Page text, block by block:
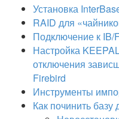
Установка
RAID для
Подключение к IB/
Настройка
отключения
Firebird
Инструменты
Как починить базу